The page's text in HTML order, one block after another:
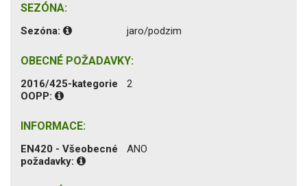
SEZÓNA:
Sezóna: jaro/podzim
OBECNÉ POŽADAVKY:
2016/425-kategorie
OOPP:
2
INFORMACE:
EN420 - Všeobecné
požadavky:
ANO